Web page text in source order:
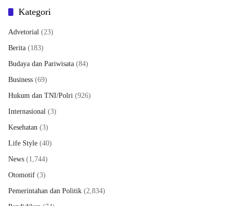
Kategori
Advetorial (23)
Berita (183)
Budaya dan Pariwisata (84)
Business (69)
Hukum dan TNI/Polri (926)
Internasional (3)
Kesehatan (3)
Life Style (40)
News (1,744)
Otomotif (3)
Pemerintahan dan Politik (2,834)